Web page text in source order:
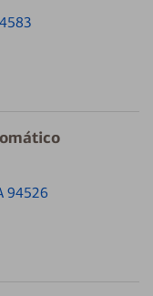
94526